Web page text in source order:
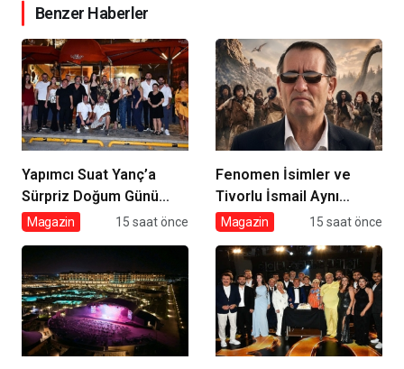
Benzer Haberler
Yapımcı Suat Yanç’a
Sürpriz Doğum Günü
Kutlaması!
Magazin 15 saat önce
Fenomen İsimler ve
Tivorlu İsmail Aynı
Filmde Buluştu! !Kozalak
Vizyonda
Magazin 15 saat önce